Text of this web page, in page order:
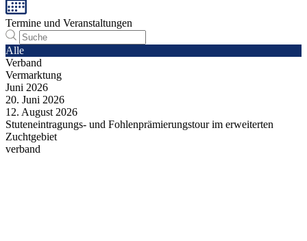
Termine und Veranstaltungen
Alle
Verband
Vermarktung
Juni 2026
20. Juni 2026
12. August 2026
Stuteneintragungs- und Fohlenprämierungstour im erweiterten
Zuchtgebiet
verband